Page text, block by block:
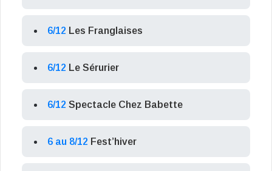
6/12 Les Franglaises
6/12 Le Sérurier
6/12 Spectacle Chez Babette
6 au 8/12 Fest’hiver